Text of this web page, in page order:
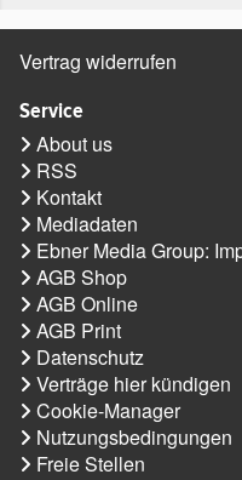
Vertrag widerrufen
Service
About us
RSS
Kontakt
Mediadaten
Ebner Media Group:
AGB Shop
AGB Online
AGB Print
Datenschutz
Verträge hier kündigen
Cookie-Manager
Nutzungsbedingungen
Freie Stellen